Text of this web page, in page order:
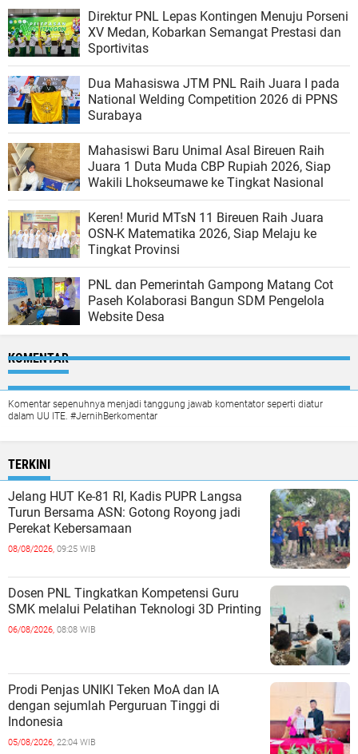
Direktur PNL Lepas Kontingen Menuju Porseni
XV Medan, Kobarkan Semangat Prestasi dan
Sportivitas
Dua Mahasiswa JTM PNL Raih Juara I pada
National Welding Competition 2026 di PPNS
Surabaya
Mahasiswi Baru Unimal Asal Bireuen Raih
Juara 1 Duta Muda CBP Rupiah 2026, Siap
Wakili Lhokseumawe ke Tingkat Nasional
Keren! Murid MTsN 11 Bireuen Raih Juara
OSN-K Matematika 2026, Siap Melaju ke
Tingkat Provinsi
PNL dan Pemerintah Gampong Matang Cot
Paseh Kolaborasi Bangun SDM Pengelola
Website Desa
KOMENTAR
Komentar sepenuhnya menjadi tanggung jawab komentator seperti diatur
dalam UU ITE. #JernihBerkomentar
TERKINI
Jelang HUT Ke-81 RI, Kadis PUPR Langsa
Turun Bersama ASN: Gotong Royong jadi
Perekat Kebersamaan
08/08/2026, 09:25 WIB
Dosen PNL Tingkatkan Kompetensi Guru
SMK melalui Pelatihan Teknologi 3D Printing
06/08/2026, 08:08 WIB
Prodi Penjas UNIKI Teken MoA dan IA
dengan sejumlah Perguruan Tinggi di
Indonesia
05/08/2026, 22:04 WIB